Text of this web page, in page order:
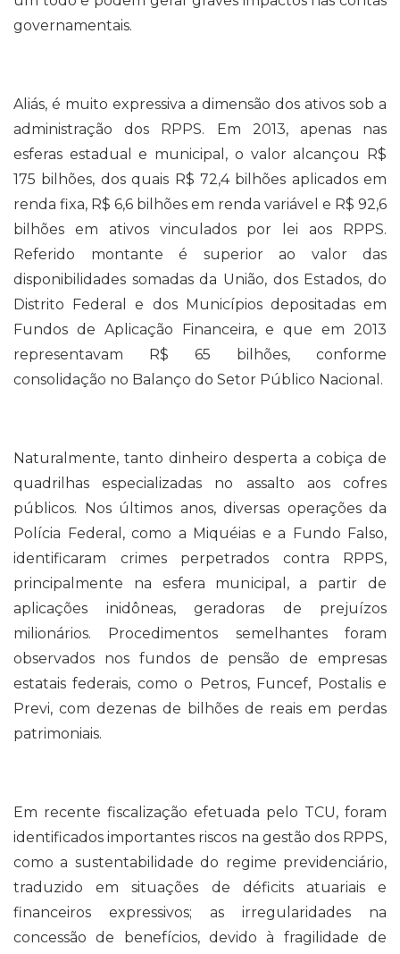
governamentais.
Aliás, é muito expressiva a dimensão dos ativos sob a
administração dos RPPS. Em 2013, apenas nas
esferas estadual e municipal, o valor alcançou R$
175 bilhões, dos quais R$ 72,4 bilhões aplicados em
renda fixa, R$ 6,6 bilhões em renda variável e R$ 92,6
bilhões em ativos vinculados por lei aos RPPS.
Referido montante é superior ao valor das
disponibilidades somadas da União, dos Estados, do
Distrito Federal e dos Municípios depositadas em
Fundos de Aplicação Financeira, e que em 2013
representavam R$ 65 bilhões, conforme
consolidação no Balanço do Setor Público Nacional.
Naturalmente, tanto dinheiro desperta a cobiça de
quadrilhas especializadas no assalto aos cofres
públicos. Nos últimos anos, diversas operações da
Polícia Federal, como a Miquéias e a Fundo Falso,
identificaram crimes perpetrados contra RPPS,
principalmente na esfera municipal, a partir de
aplicações inidôneas, geradoras de prejuízos
milionários. Procedimentos semelhantes foram
observados nos fundos de pensão de empresas
estatais federais, como o Petros, Funcef, Postalis e
Previ, com dezenas de bilhões de reais em perdas
patrimoniais.
Em recente fiscalização efetuada pelo TCU, foram
identificados importantes riscos na gestão dos RPPS,
como a sustentabilidade do regime previdenciário,
traduzido em situações de déficits atuariais e
financeiros expressivos; as irregularidades na
concessão de benefícios, devido à fragilidade de